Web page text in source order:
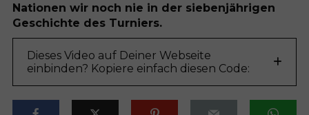
Nationen wir noch nie in der siebenjährigen
Geschichte des Turniers.
Dieses Video auf Deiner Webseite
einbinden? Kopiere einfach diesen Code: